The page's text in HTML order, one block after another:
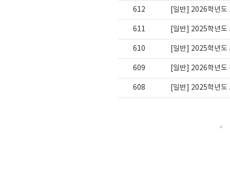
612 [일반] 2026학년도
611 [일반] 2025학년도
610 [일반] 2025학년도
609 [일반] 2026학년도
608 [일반] 2025학년도
<